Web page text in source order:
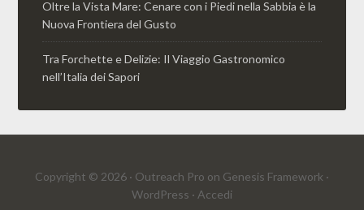
Oltre la Vista Mare: Cenare con i Piedi nella Sabbia è la
Nuova Frontiera del Gusto
Tra Forchette e Delizie: Il Viaggio Gastronomico
nell’Italia dei Sapori
Copyright © 2026 · Outreach Pro on Genesis Framework ·
WordPress · Accedi